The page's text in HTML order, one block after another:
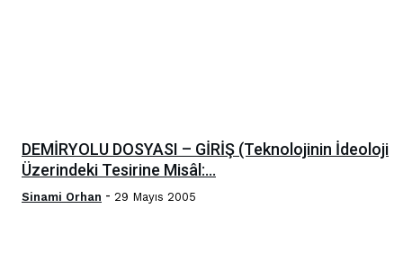
DEMİRYOLU DOSYASI – GİRİŞ (Teknolojinin İdeoloji
Üzerindeki Tesirine Misâl:...
Sinami Orhan - 29 Mayıs 2005